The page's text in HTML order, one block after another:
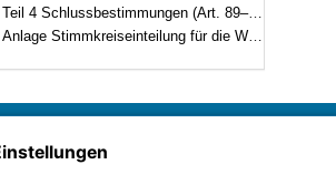
Bereich erweitern
Bereich erweitern
Teil 4 Schlussbestimmungen (Art. 89–93)
Anlage Stimmkreiseinteilung für die Wahl zum Bayerischen Landtag
Barrierefreiheit